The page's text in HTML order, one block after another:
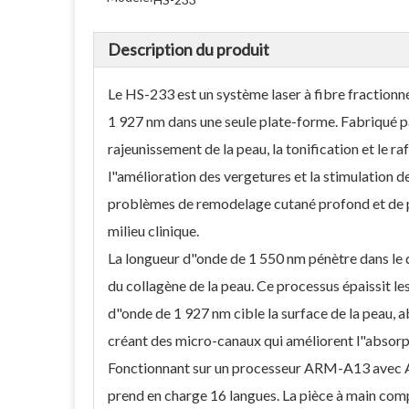
Description du produit
Le HS-233 est un système laser à fibre
1 927 nm dans une seule plate-forme.
rajeunissement de la peau, la tonification et le
l"amélioration des vergetures et la stimulation
problèmes de remodelage cutané profond et de
milieu clinique.
La longueur d"onde de 1 550 nm pénètre dans
du collagène de la peau. Ce processus épaissit
d"onde de 1 927 nm cible la surface de la peau,
créant des micro-canaux qui améliorent
Fonctionnant sur un processeur ARM-A13
prend en charge 16 langues. La pièce à main